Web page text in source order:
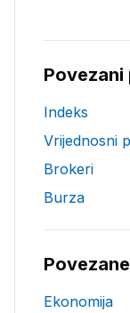
Povezani
Indeks
Vrijednosni
Brokeri
Burza
Ekonomija